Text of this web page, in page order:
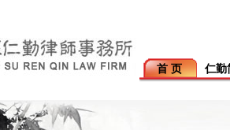
首 页 仁勤